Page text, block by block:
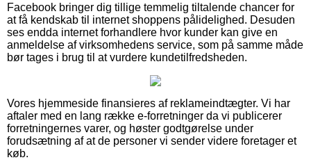
Facebook bringer dig tillige temmelig tiltalende chancer for
at få kendskab til internet shoppens pålidelighed. Desuden
ses endda internet forhandlere hvor kunder kan give en
anmeldelse af virksomhedens service, som på samme måde
bør tages i brug til at vurdere kundetilfredsheden.
Vores hjemmeside finansieres af reklameindtægter. Vi har
aftaler med en lang række e-forretninger da vi publicerer
forretningernes varer, og høster godtgørelse under
forudsætning af at de personer vi sender videre foretager et
køb.